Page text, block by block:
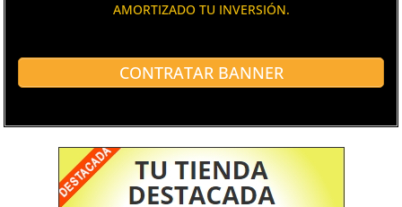
AMORTIZADO TU INVERSIÓN.
CONTRATAR BANNER